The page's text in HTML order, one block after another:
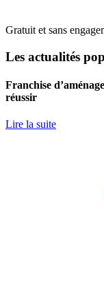
Gratuit et sans
Les actualités
Franchise
réussir
Lire la suite